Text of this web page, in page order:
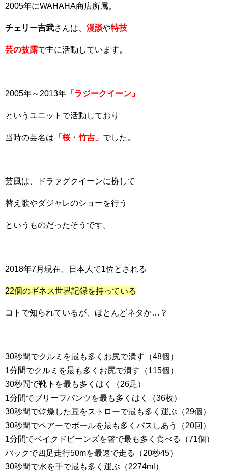
2005年にWAHAHA商店所属。
チェリー吉武さんは、 漫談や特技
芸の披露で主に活動しています。
2005年～2013年 「ラジークイーン」
というユニットで活動しており
当時の芸名は 「桜・竹吉」 でした。
芸風は、ドラァグクイーンに扮して
替え歌やダジャレのショーを行う
というものだったそうです。
2018年7月現在、日本人で1位とされる
22個のギネス世界記録を持っている
コトで知られているが、ほとんどネタか…？
30秒間でクルミを最も多くお尻で潰す（48個）
1分間でクルミを最も多くお尻で潰す（115個）
30秒間で靴下を最も多くはく（26足）
1分間でブリーフパンツを最も多くはく（36枚）
30秒間で乾燥した豆をストローで最も多く運ぶ（29個）
30秒間でペアーでボールを最も多くパスしあう（20回）
1分間でベイクドビーンズを箸で最も多く食べる（71個）
バックで四足走行50mを最速で走る（20秒45）
30秒間で水を手で最も多く運ぶ（2274ml）